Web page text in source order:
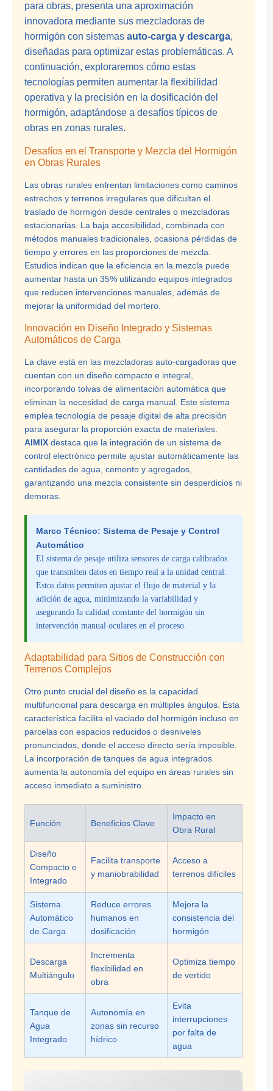
para obras, presenta una aproximación
innovadora mediante sus mezcladoras de
hormigón con sistemas auto-carga y descarga,
diseñadas para optimizar estas problemáticas. A
continuación, exploraremos cómo estas
tecnologías permiten aumentar la flexibilidad
operativa y la precisión en la dosificación del
hormigón, adaptándose a desafíos típicos de
obras en zonas rurales.
Desafíos en el Transporte y Mezcla del Hormigón
en Obras Rurales
Las obras rurales enfrentan limitaciones como caminos
estrechos y terrenos irregulares que dificultan el
traslado de hormigón desde centrales o mezcladoras
estacionarias. La baja accesibilidad, combinada con
métodos manuales tradicionales, ocasiona pérdidas de
tiempo y errores en las proporciones de mezcla.
Estudios indican que la eficiencia en la mezcla puede
aumentar hasta un 35% utilizando equipos integrados
que reducen intervenciones manuales, además de
mejorar la uniformidad del mortero.
Innovación en Diseño Integrado y Sistemas
Automáticos de Carga
La clave está en las mezcladoras auto-cargadoras que
cuentan con un diseño compacto e integral,
incorporando tolvas de alimentación automática que
eliminan la necesidad de carga manual. Este sistema
emplea tecnología de pesaje digital de alta precisión
para asegurar la proporción exacta de materiales.
AIMIX destaca que la integración de un sistema de
control electrónico permite ajustar automáticamente las
cantidades de agua, cemento y agregados,
garantizando una mezcla consistente sin desperdicios ni
demoras.
Marco Técnico: Sistema de Pesaje y Control
Automático
El sistema de pesaje utiliza sensores de carga calibrados
que transmiten datos en tiempo real a la unidad central.
Estos datos permiten ajustar el flujo de material y la
adición de agua, minimizando la variabilidad y
asegurando la calidad constante del hormigón sin
intervención manual oculares en el proceso.
Adaptabilidad para Sitios de Construcción con
Terrenos Complejos
Otro punto crucial del diseño es la capacidad
multifuncional para descarga en múltiples ángulos. Esta
característica facilita el vaciado del hormigón incluso en
parcelas con espacios reducidos o desniveles
pronunciados, donde el acceso directo sería imposible.
La incorporación de tanques de agua integrados
aumenta la autonomía del equipo en áreas rurales sin
acceso inmediato a suministro.
Función Beneficios Clave
Impacto en
Obra Rural
Diseño
Compacto e
Integrado
Facilita transporte
y maniobrabilidad
Acceso a
terrenos difíciles
Sistema
Automático
de Carga
Reduce errores
humanos en
dosificación
Mejora la
consistencia del
hormigón
Descarga
Multiángulo
Incrementa
flexibilidad en
obra
Optimiza tiempo
de vertido
Tanque de
Agua
Integrado
Autonomía en
zonas sin recurso
hídrico
Evita
interrupciones
por falta de
agua